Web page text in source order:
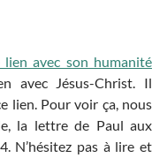
lien avec son humanité
avec Jésus-Christ. Il
lien. Pour voir ça, nous
la lettre de Paul aux
N’hésitez pas à lire et